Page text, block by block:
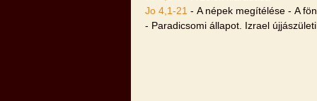
Jo 4,1-21 - A népek megítélése - A
- Paradicsomi állapot. Izrael